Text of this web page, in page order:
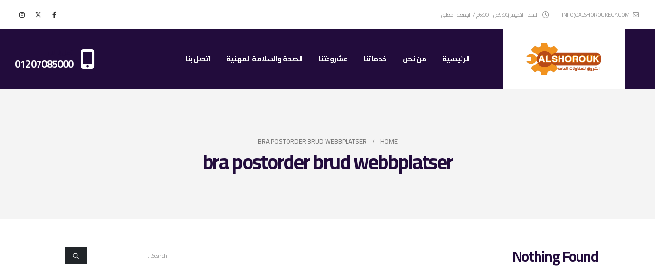
INFO@ALSHOROUKEGY.COM الاحد- الخميس9:00ص - 6:00م / الجمعة- مغلق
الرئيسية من نحن خدماتنا مشروعتنا الصحة والسلامة المهنية اتصل بنا 01207085000
HOME
BRA POSTORDER BRUD WEBBPLATSER
bra postorder brud webbplatser
Nothing Found